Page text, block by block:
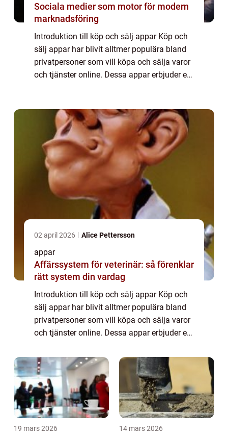
Sociala medier som motor för modern
marknadsföring
Introduktion till köp och sälj appar Köp och
sälj appar har blivit alltmer populära bland
privatpersoner som vill köpa och sälja varor
och tjänster online. Dessa appar erbjuder en
02 april 2026 Alice Pettersson
appar
Affärssystem för veterinär: så förenklar
rätt system din vardag
Introduktion till köp och sälj appar Köp och
sälj appar har blivit alltmer populära bland
privatpersoner som vill köpa och sälja varor
och tjänster online. Dessa appar erbjuder en
ansluta köpare och säljare på ...
19 mars 2026 14 mars 2026